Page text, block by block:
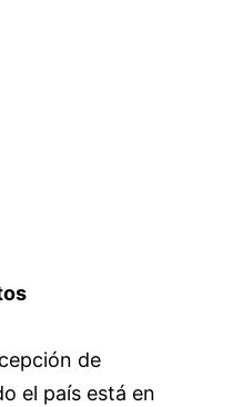
de
el país está en